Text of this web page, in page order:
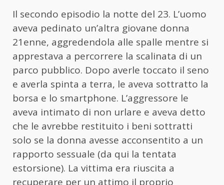
Il secondo episodio la notte del 23. L’uomo
aveva pedinato un’altra giovane donna
21enne, aggredendola alle spalle mentre si
apprestava a percorrere la scalinata di un
parco pubblico. Dopo averle toccato il seno
e averla spinta a terra, le aveva sottratto la
borsa e lo smartphone. L’aggressore le
aveva intimato di non urlare e aveva detto
che le avrebbe restituito i beni sottratti
solo se la donna avesse acconsentito a un
rapporto sessuale (da qui la tentata
estorsione). La vittima era riuscita a
recuperare per un attimo il proprio